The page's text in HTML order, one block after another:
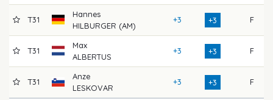
T31
Hannes
HILBURGER (AM)
+3 +3 F
T31
Max
ALBERTUS
+3 +3 F
T31
Anze
LESKOVAR
+3 +3 F